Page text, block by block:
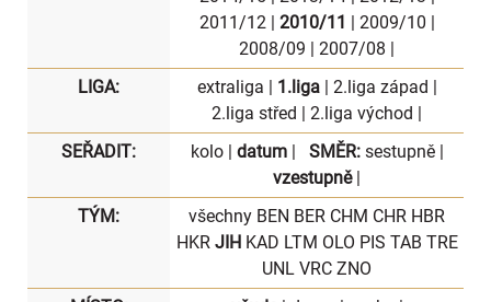
2011/12| 2010/11 | 2009/10 |
2008/09 | 2007/08 |
LIGA:
extraliga | 1.liga| 2.liga západ |
2.liga střed | 2.liga východ |
SEŘADIT:
kolo| datum| SMĚR: sestupně|
vzestupně|
TÝM:
všechny BEN BER CHM CHR HBR
HKR JIH KAD LTM OLO PIS TAB TRE
UNL VRC ZNO